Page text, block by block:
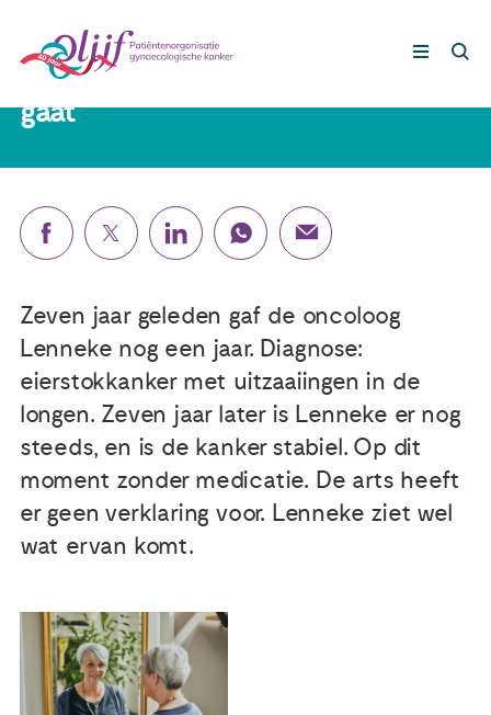
Nieuws
Agenda
Publicaties
Ervaringsdeskundigheid
Over ons
Lotgenoten
Steun ons
Lenneke (64) ‘Je kunt niet elke dag
leven met het idee dat je dood
gaat’
Zeven jaar geleden gaf de oncoloog
Lenneke nog een jaar. Diagnose:
eierstokkanker met uitzaaiingen in de
longen. Zeven jaar later is Lenneke er nog
steeds, en is de kanker stabiel. Op dit
moment zonder medicatie. De arts heeft
er geen verklaring voor. Lenneke ziet wel
wat ervan komt.